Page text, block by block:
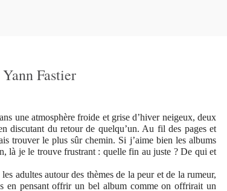
Fastier
une atmosphère froide et grise d’hiver neigeux, deux
discutant du retour de quelqu’un. Au fil des pages et
trouver le plus sûr chemin. Si j’aime bien les albums
là je le trouve frustrant : quelle fin au juste ? De qui et
les adultes autour des thèmes de la peur et de la rumeur,
en pensant offrir un bel album comme on offrirait un